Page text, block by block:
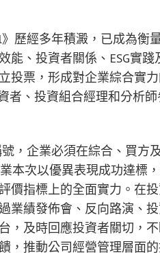
歷經多年積澱，已成為衡
、投資者關係、ESG實踐
投票，形成對企業綜合實
者、投資組合經理和分析
，企業必須在綜合、買方
本次以優異表現成功達標
價指標上的全面實力。在
業績發佈會、反向路演、
，及時回應投資者關切，
，推動公司經營管理層面